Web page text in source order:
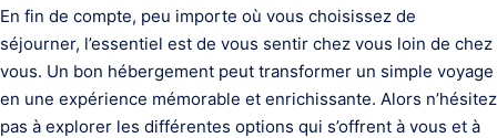
En fin de compte, peu importe où vous choisissez de
séjourner, l’essentiel est de vous sentir chez vous loin de chez
vous. Un bon hébergement peut transformer un simple voyage
en une expérience mémorable et enrichissante. Alors n’hésitez
pas à explorer les différentes options qui s’offrent à vous et à